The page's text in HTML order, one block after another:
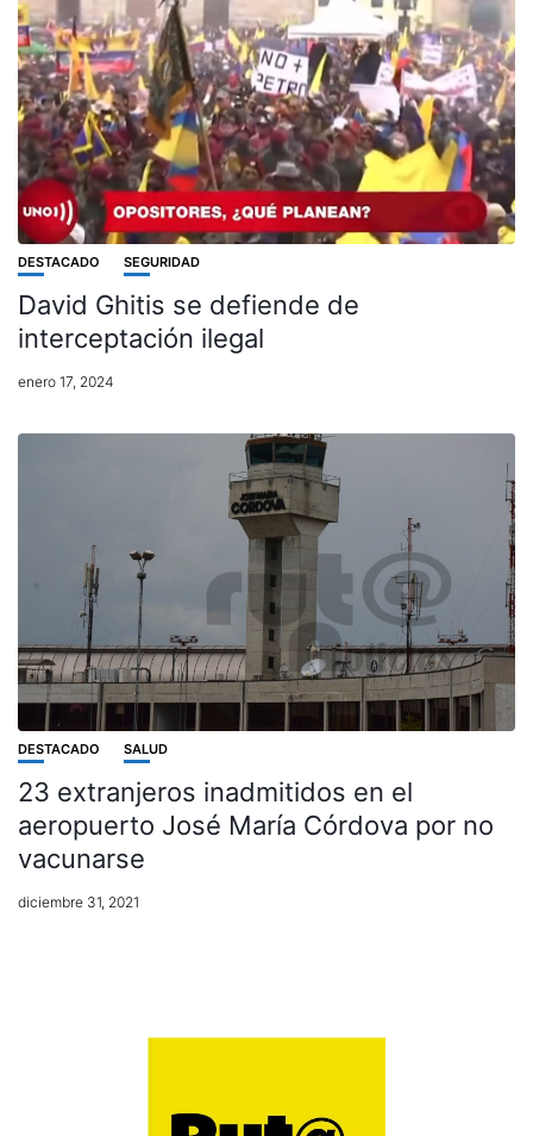
DESTACADO SEGURIDAD
David Ghitis se defiende de
interceptación ilegal
enero 17, 2024
DESTACADO SALUD
23 extranjeros inadmitidos en el
aeropuerto José María Córdova por no
vacunarse
diciembre 31, 2021